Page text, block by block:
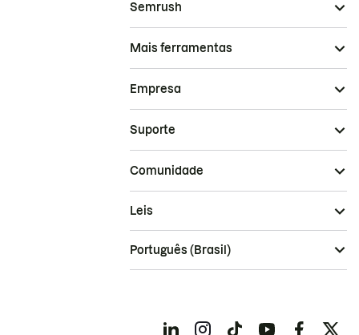
Semrush
Mais ferramentas
Empresa
Suporte
Comunidade
Leis
Português (Brasil)